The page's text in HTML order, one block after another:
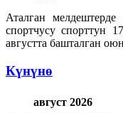
Аталган
спортчусу спорттун
августта башталган
Күнүнө
август 2026